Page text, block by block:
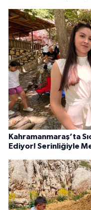
Kahramanmaraş’ta
Ediyor! Serinliğiyle